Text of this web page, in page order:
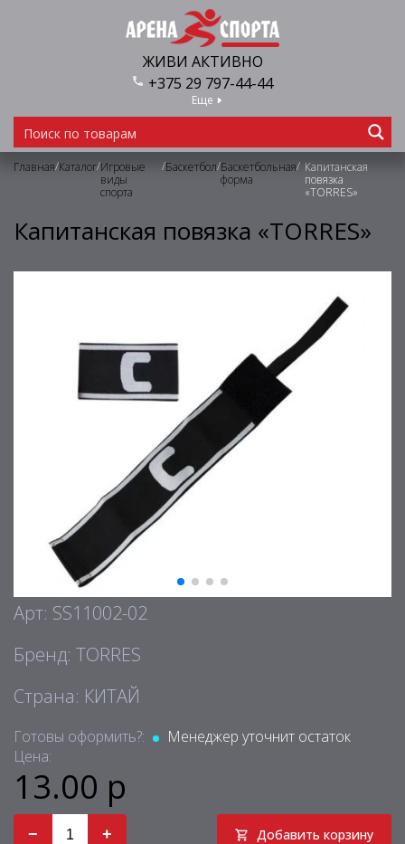
ЖИВИ АКТИВНО
+375 29 797-44-44
Еще
Главная/Каталог/Игровые
виды
спорта
/Баскетбол/Баскетбольная
форма
/ Капитанская
повязка
«TORRES»
Капитанская повязка «TORRES»
Арт: SS11002-02
Бренд: TORRES
Страна: КИТАЙ
Готовы оформить?:
Менеджер уточнит остаток
Цена:
13.00 р
− + Добавить корзину